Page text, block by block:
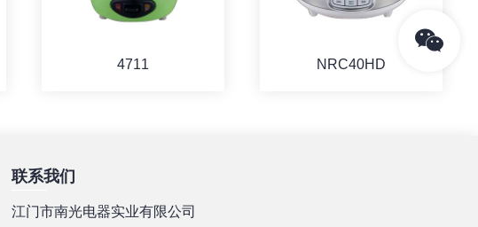
详情
4711 NRC40HD
联系我们
江门市南光电器实业有限公司